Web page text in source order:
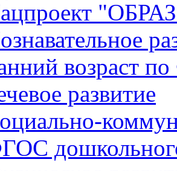
возраст
развитие